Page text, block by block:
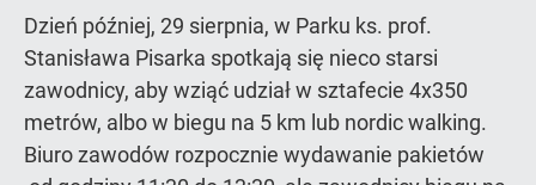
Dzień później, 29 sierpnia, w Parku ks. prof.
Stanisława Pisarka spotkają się nieco starsi
zawodnicy, aby wziąć udział w sztafecie 4x350
metrów, albo w biegu na 5 km lub nordic walking.
Biuro zawodów rozpocznie wydawanie pakietów